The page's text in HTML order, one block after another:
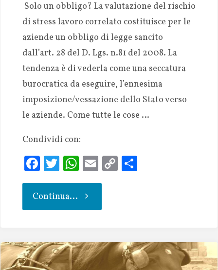
Solo un obbligo? La valutazione del rischio
di stress lavoro correlato costituisce per le
aziende un obbligo di legge sancito
dall’art. 28 del D. Lgs. n.81 del 2008. La
tendenza è di vederla come una seccatura
burocratica da eseguire, l’ennesima
imposizione/vessazione dello Stato verso
le aziende. Come tutte le cose …
Condividi con:
Fa
ce
b
oo
T
w
it
te
W
h
at
s
p
p
E
m
l
C
n
k
S
Continua...